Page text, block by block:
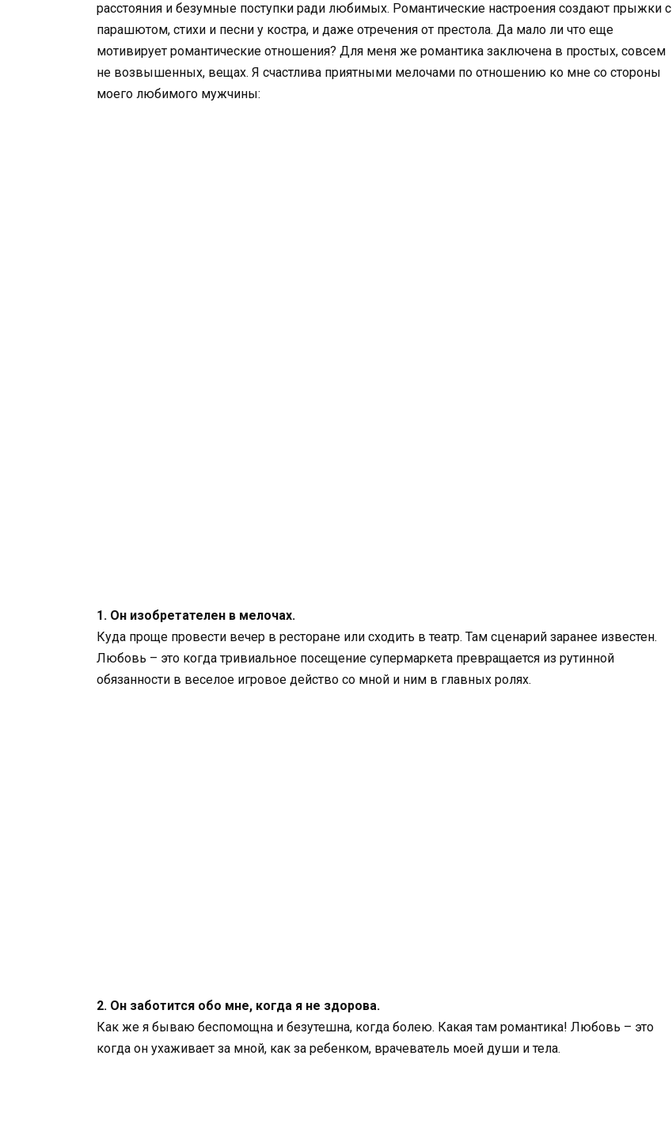
расстояния и безумные поступки ради любимых. Романтические настроения создают прыжки с
парашютом, стихи и песни у костра, и даже отречения от престола. Да мало ли что еще
мотивирует романтические отношения? Для меня же романтика заключена в простых, совсем
не возвышенных, вещах. Я счастлива приятными мелочами по отношению ко мне со стороны
моего любимого мужчины:
1. Он изобретателен в мелочах.
Куда проще провести вечер в ресторане или сходить в театр. Там сценарий заранее известен.
Любовь – это когда тривиальное посещение супермаркета превращается из рутинной
обязанности в веселое игровое действо со мной и ним в главных ролях.
2. Он заботится обо мне, когда я не здорова.
Как же я бываю беспомощна и безутешна, когда болею. Какая там романтика! Любовь – это
когда он ухаживает за мной, как за ребенком, врачеватель моей души и тела.